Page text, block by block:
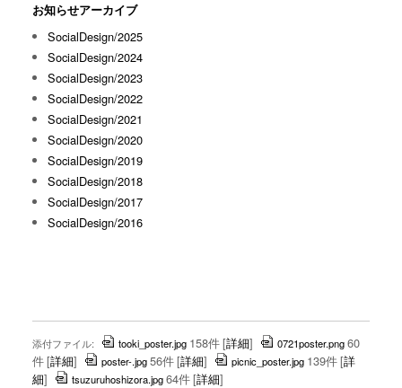
お知らせアーカイブ
SocialDesign/2025
SocialDesign/2024
SocialDesign/2023
SocialDesign/2022
SocialDesign/2021
SocialDesign/2020
SocialDesign/2019
SocialDesign/2018
SocialDesign/2017
SocialDesign/2016
添付ファイル: tooki_poster.jpg 158件[詳細] 0721poster.png60
件[詳細] poster-.jpg56件[詳細] picnic_poster.jpg 139件[詳
細] tsuzuruhoshizora.jpg64件[詳細]